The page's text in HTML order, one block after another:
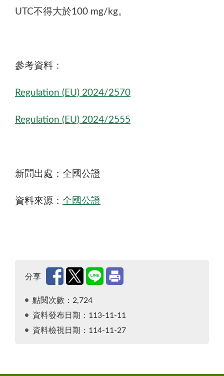
UTC不得大於100 mg/kg。
參考資料：
Regulation (EU) 2024/2570
Regulation (EU) 2024/2555
新聞出處：全國公證
資料來源： 全國公證
分享
點閱次數：2,724
資料發布日期：113-11-11
資料檢視日期：114-11-27